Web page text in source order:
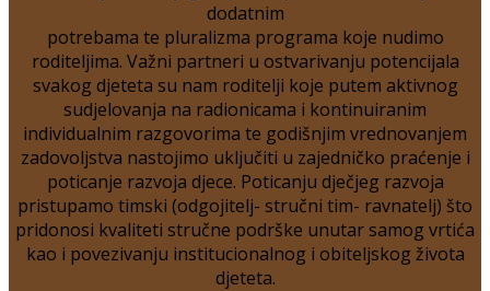
dodatnim
potrebama te pluralizma programa koje nudimo
roditeljima. Važni partneri u ostvarivanju potencijala
svakog djeteta su nam roditelji koje putem aktivnog
sudjelovanja na radionicama i kontinuiranim
individualnim razgovorima te godišnjim vrednovanjem
zadovoljstva nastojimo uključiti u zajedničko praćenje i
poticanje razvoja djece. Poticanju dječjeg razvoja
pristupamo timski (odgojitelj- stručni tim- ravnatelj) što
pridonosi kvaliteti stručne podrške unutar samog vrtića
kao i povezivanju institucionalnog i obiteljskog života
djeteta.